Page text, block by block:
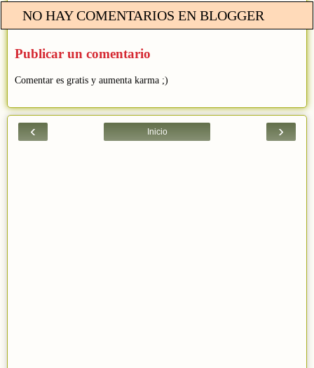
NO HAY COMENTARIOS EN BLOGGER
Publicar un comentario
Comentar es gratis y aumenta karma ;)
‹ ›
Inicio